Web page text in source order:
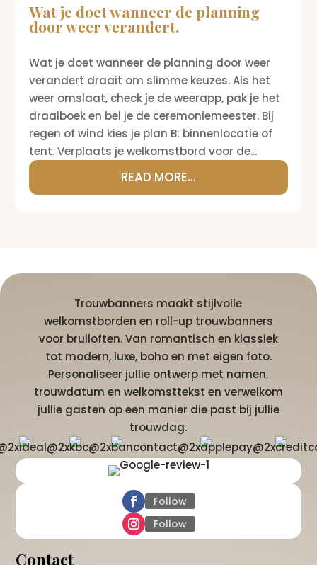
Wat je doet wanneer de planning
door weer verandert.
Wat je doet wanneer de planning door weer
verandert draait om slimme keuzes. Als het
weer omslaat, check je de weerapp, pak je het
draaiboek en bel je de ceremoniemeester. Bij
regen of wind kies je plan B: binnenlocatie of
tent. Verplaats je welkomstbord voor de...
READ MORE...
Trouwbanners maakt stijlvolle
welkomstborden en roll-up trouwbanners
voor bruiloften. Van romantisch en klassiek
tot modern, luxe, boho en met eigen foto.
Personaliseer jullie ontwerp met namen,
trouwdatum en welkomsttekst en verwelkom
jullie gasten op een manier die past bij jullie
trouwdag.
Follow
Follow
Contact